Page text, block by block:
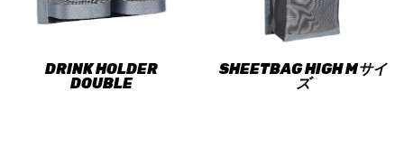
DRINK HOLDER
DOUBLE
SHEETBAG HIGH Mサイ
ズ